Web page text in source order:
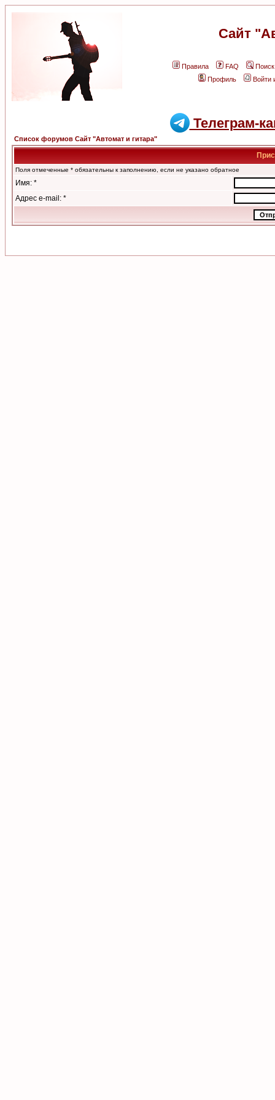
Сайт
Правила FAQ
Поиск
Профиль
Войти
Телеграм-
Список форумов Сайт "Автомат и гитара"
Поля отмеченные * обязательны к заполнению, если не указано обратное
Имя: *
Адрес e-mail: *